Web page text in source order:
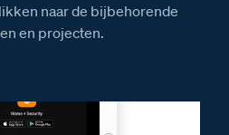
naar de bijbehorende
en projecten.